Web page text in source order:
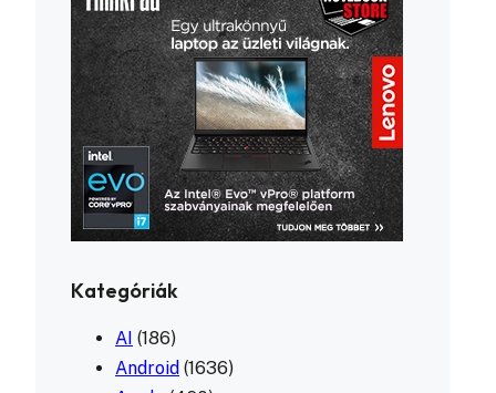
Kategóriák
AI (186)
Android (1636)